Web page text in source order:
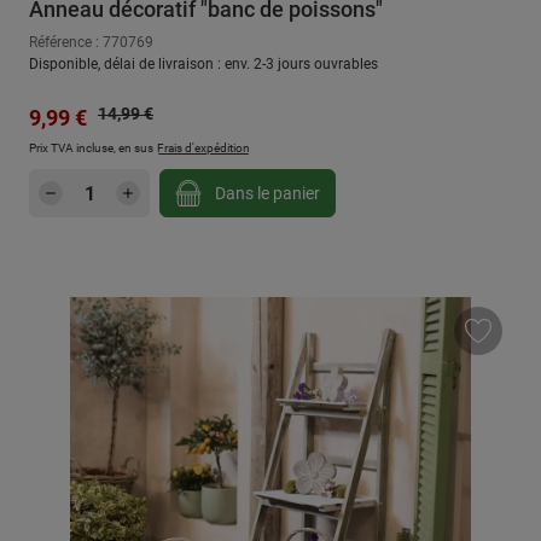
Anneau décoratif "banc de poissons"
Référence : 770769
Disponible, délai de livraison : env. 2-3 jours ouvrables
Prix de vente :
9,99 € Prix régulier :
14,99 €
Prix TVA incluse, en sus Frais d'expédition
Quantité de produit : Entrez la quantité
Dans le panier